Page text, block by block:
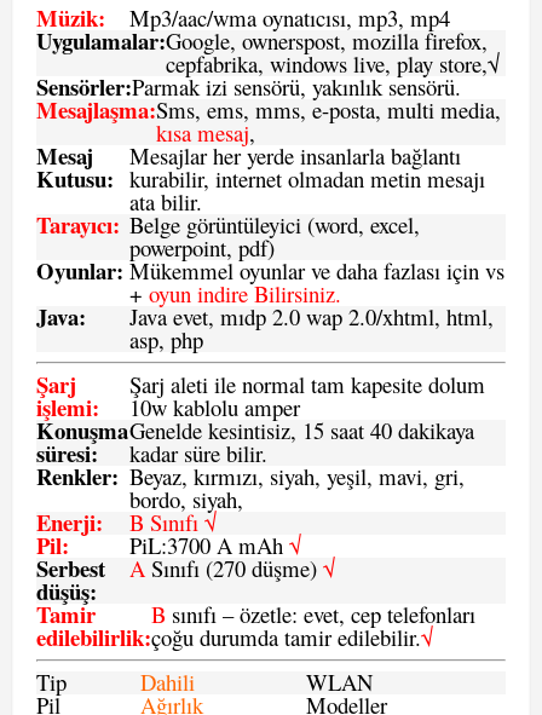
Müzik: Mp3/aac/wma oynatıcısı, mp3, mp4
Uygulamalar:Google, ownerspost, mozilla firefox,
cepfabrika, windows live, play store,√
Sensörler:Parmak izi sensörü, yakınlık sensörü.
Mesajlaşma:Sms, ems, mms, e-posta, multi media,
kısa mesaj,
Mesaj
Kutusu:
Mesajlar her yerde insanlarla bağlantı
kurabilir, internet olmadan metin mesajı
ata bilir.
Tarayıcı: Belge görüntüleyici (word, excel,
powerpoint, pdf)
Oyunlar: Mükemmel oyunlar ve daha fazlası için vs
+ oyun indire Bilirsiniz.
Java: Java evet, mıdp 2.0 wap 2.0/xhtml, html,
asp, php
Şarj
işlemi:
Şarj aleti ile normal tam kapesite dolum
10w kablolu amper
Konuşma
süresi:
Genelde kesintisiz, 15 saat 40 dakikaya
kadar süre bilir.
Renkler: Beyaz, kırmızı, siyah, yeşil, mavi, gri,
bordo, siyah,
Enerji: B Sınıfı √
Pil: PiL:3700 A mAh √
Serbest
düşüş:
ASınıfı (270 düşme) √
Tamir
edilebilirlik:
B sınıfı – özetle: evet, cep telefonları
çoğu durumda tamir edilebilir.√
Tip
Dahili WLAN
Pil Ağırlık Modeller